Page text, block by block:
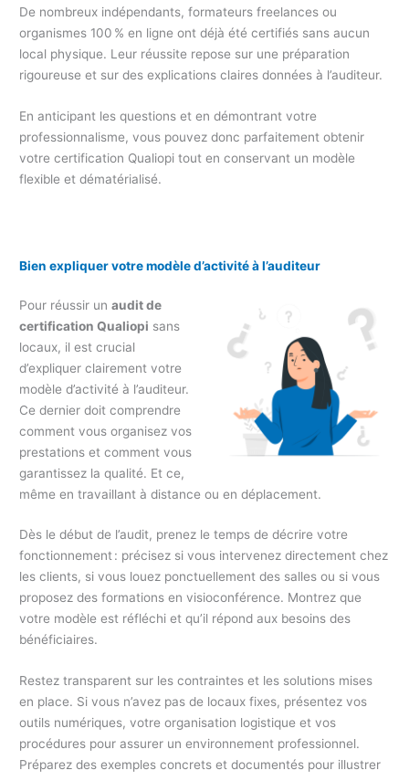
De nombreux indépendants, formateurs freelances ou
organismes 100 % en ligne ont déjà été certifiés sans aucun
local physique. Leur réussite repose sur une préparation
rigoureuse et sur des explications claires données à l’auditeur.
En anticipant les questions et en démontrant votre
professionnalisme, vous pouvez donc parfaitement obtenir
votre certification Qualiopi tout en conservant un modèle
flexible et dématérialisé.
Bien expliquer votre modèle d’activité à l’auditeur
Pour réussir unaudit de
certification Qualiopi sans
locaux, il est crucial
d’expliquer clairement votre
modèle d’activité à l’auditeur.
Ce dernier doit comprendre
comment vous organisez vos
prestations et comment vous
garantissez la qualité. Et ce,
même en travaillant à distance ou en déplacement.
Dès le début de l’audit, prenez le temps de décrire votre
fonctionnement : précisez si vous intervenez directement chez
les clients, si vous louez ponctuellement des salles ou si vous
proposez des formations en visioconférence. Montrez que
votre modèle est réfléchi et qu’il répond aux besoins des
bénéficiaires.
Restez transparent sur les contraintes et les solutions mises
en place. Si vous n’avez pas de locaux fixes, présentez vos
outils numériques, votre organisation logistique et vos
procédures pour assurer un environnement professionnel.
Préparez des exemples concrets et documentés pour illustrer